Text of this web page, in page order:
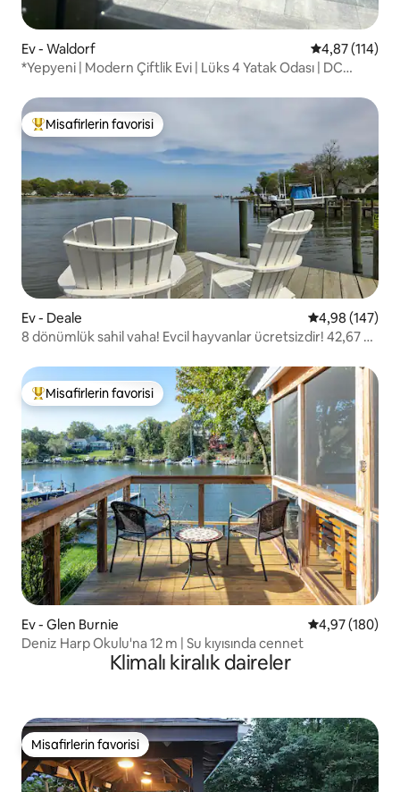
Ev - Waldorf 5 üzerinden
4,87 (114)
*Yepyeni | Modern Çiftlik Evi | Lüks 4 Yatak Odası | DC
Misafirlerin favorilerinden en beğenilenler arasında
Misafirlerin favorisi
Ev - Deale 5 üzerinden
4,98 (147)
8 dönümlük sahil vaha! Evcil hayvanlar ücretsizdir! 42,67 m
Misafirlerin favorilerinden en beğenilenler arasında
Misafirlerin favorisi
Ev - Glen Burnie 5 üzerinden
4,97 (180)
Deniz Harp Okulu'na 12 m | Su kıyısında cennet
Klimalı kiralık daireler
Misafirlerin favorisi
Misafirlerin favorisi